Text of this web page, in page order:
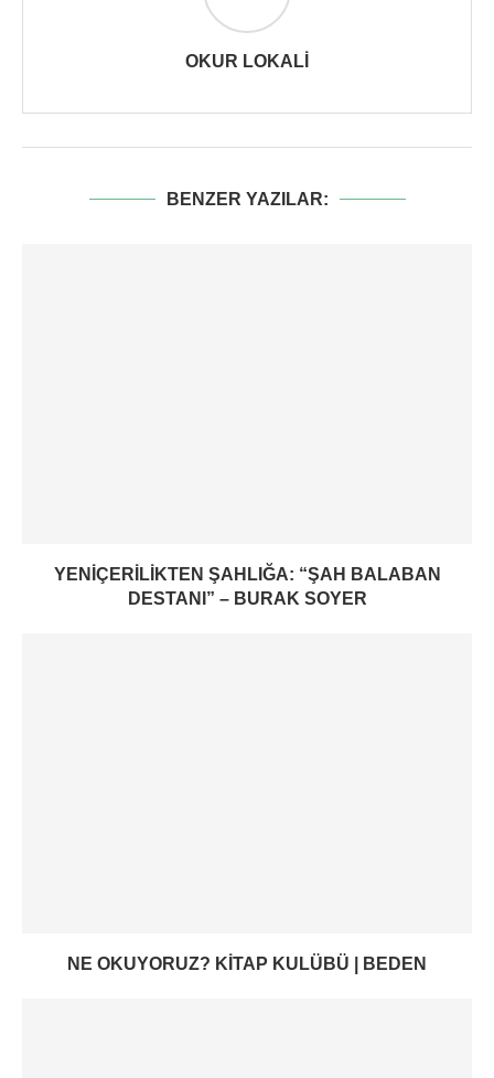
OKUR LOKALI
BENZER YAZILAR:
YENIÇERILIKTEN ŞAHLIĞA: “ŞAH BALABAN
DESTANI” – BURAK SOYER
NE OKUYORUZ? KITAP KULÜBÜ | BEDEN